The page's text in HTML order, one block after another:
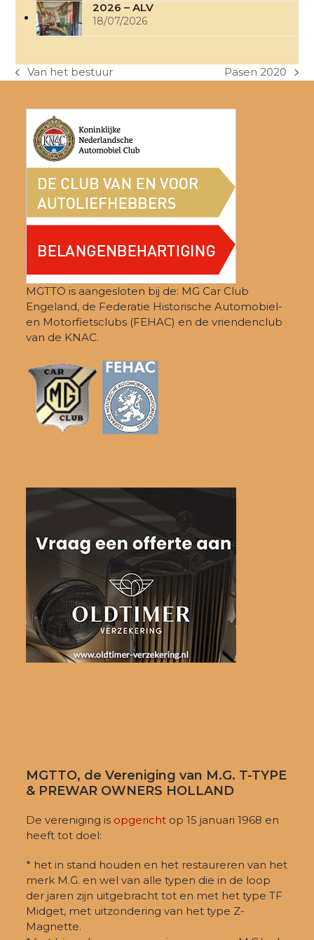
2026 – ALV
18/07/2026
previous
Van het bestuur
next
Pasen 2020
MGTTO is aangesloten bij de: MG Car Club
Engeland, de Federatie Historische Automobiel-
en Motorfietsclubs (FEHAC) en de vriendenclub
van de KNAC.
MGTTO, de Vereniging van M.G. T-TYPE
& PREWAR OWNERS HOLLAND
De vereniging is opgericht op 15 januari 1968 en
heeft tot doel:
* het in stand houden en het restaureren van het
merk M.G. en wel van alle typen die in de loop
der jaren zijn uitgebracht tot en met het type TF
Midget, met uitzondering van het type Z-
Magnette.